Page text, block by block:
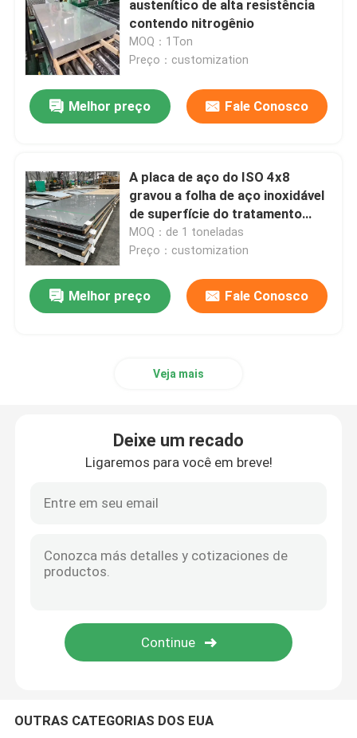
tubulação soldada de aço inoxidável
Barras redondas de aço inoxidável
Fio Rod de aço inoxidável
Perfil de aço inoxidável
Disco de aço inoxidável
austenítico de alta resistência
contendo nitrogênio
MOQ：1Ton
Preço：customization
Melhor preço Fale Conosco
A placa de aço do ISO 4x8
gravou a folha de aço inoxidável
de superfície do tratamento
5mm
MOQ：de 1 toneladas
Preço：customization
Melhor preço Fale Conosco
Veja mais
Deixe um recado
Ligaremos para você em breve!
OUTRAS CATEGORIAS DOS EUA